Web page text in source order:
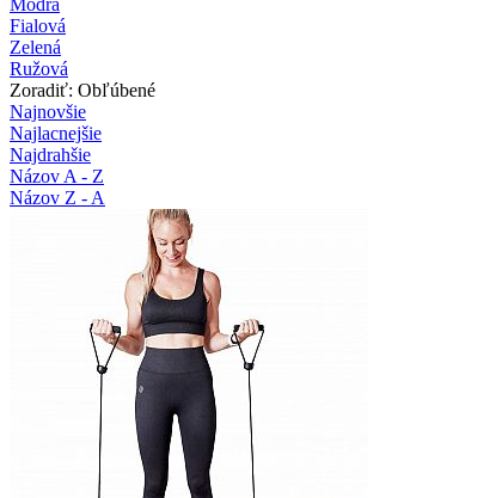
Fialová
Zelená
Ružová
Zoradiť: Obľúbené
Najnovšie
Najlacnejšie
Najdrahšie
Názov A - Z
Názov Z - A